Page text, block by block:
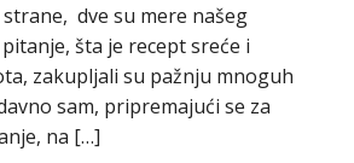
dve su mere našeg
šta je recept sreće i
zakupljali su pažnju mnoguh
sam, pripremajući se za
na […]